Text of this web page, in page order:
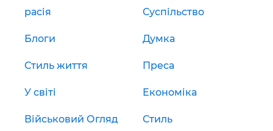
расія Суспільство
Блоги Думка
Стиль життя Преса
У світі Економіка
Військовий Огляд Стиль